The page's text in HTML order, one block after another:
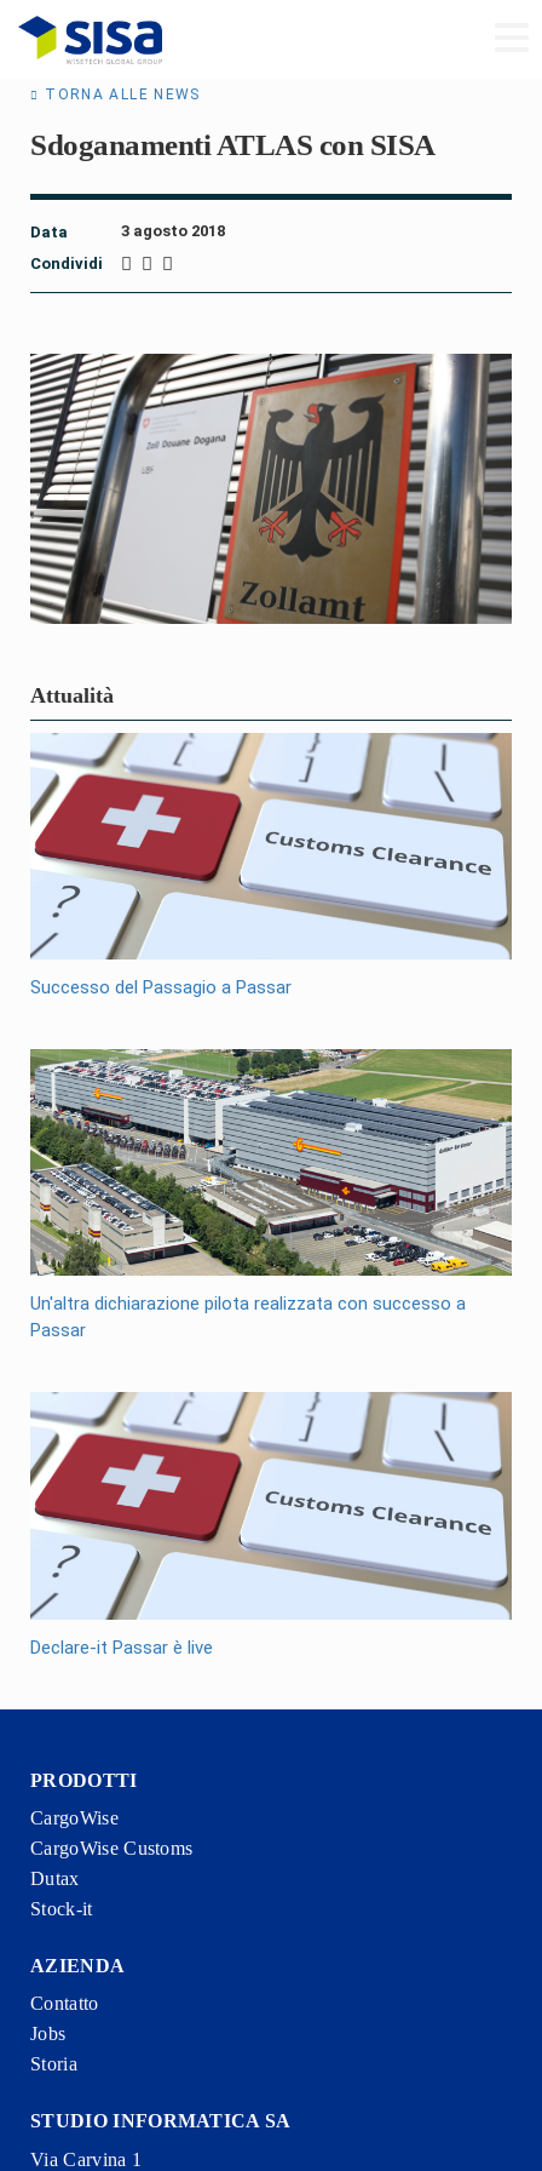
TORNA ALLE NEWS
Sdoganamenti ATLAS con SISA
Data
3 agosto 2018
Condividi
Attualità
Successo del Passagio a Passar
Un'altra dichiarazione pilota realizzata con successo a
Passar
Declare-it Passar è live
PRODOTTI
CargoWise
CargoWise Customs
Dutax
Stock-it
AZIENDA
Contatto
Jobs
Storia
STUDIO INFORMATICA SA
Via Carvina 1